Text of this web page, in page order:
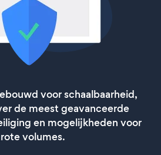
voor schaalbaarheid,
de meest geavanceerde
en mogelijkheden voor
volumes.